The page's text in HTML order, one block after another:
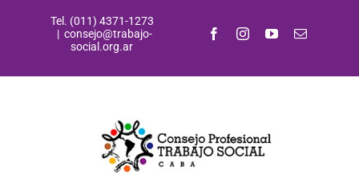
Tel. (011) 4371-1273
| consejo@trabajo-
social.org.ar
FacebookInstagramYouTubeCorreo